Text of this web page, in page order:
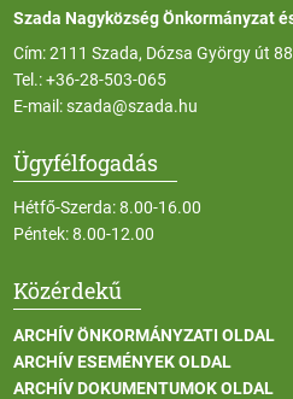
Szada Nagyközség Önkormányzat
Cím: 2111 Szada, Dózsa György út
Tel.:+36-28-503-065
E-mail:szada@szada.hu
Ügyfélfogadás
Hétfő-Szerda: 8.00-16.00
Péntek: 8.00-12.00
Közérdekű
ARCHÍV ÖNKORMÁNYZATI OLDAL
ARCHÍV ESEMÉNYEK OLDAL
ARCHÍV DOKUMENTUMOK OLDAL